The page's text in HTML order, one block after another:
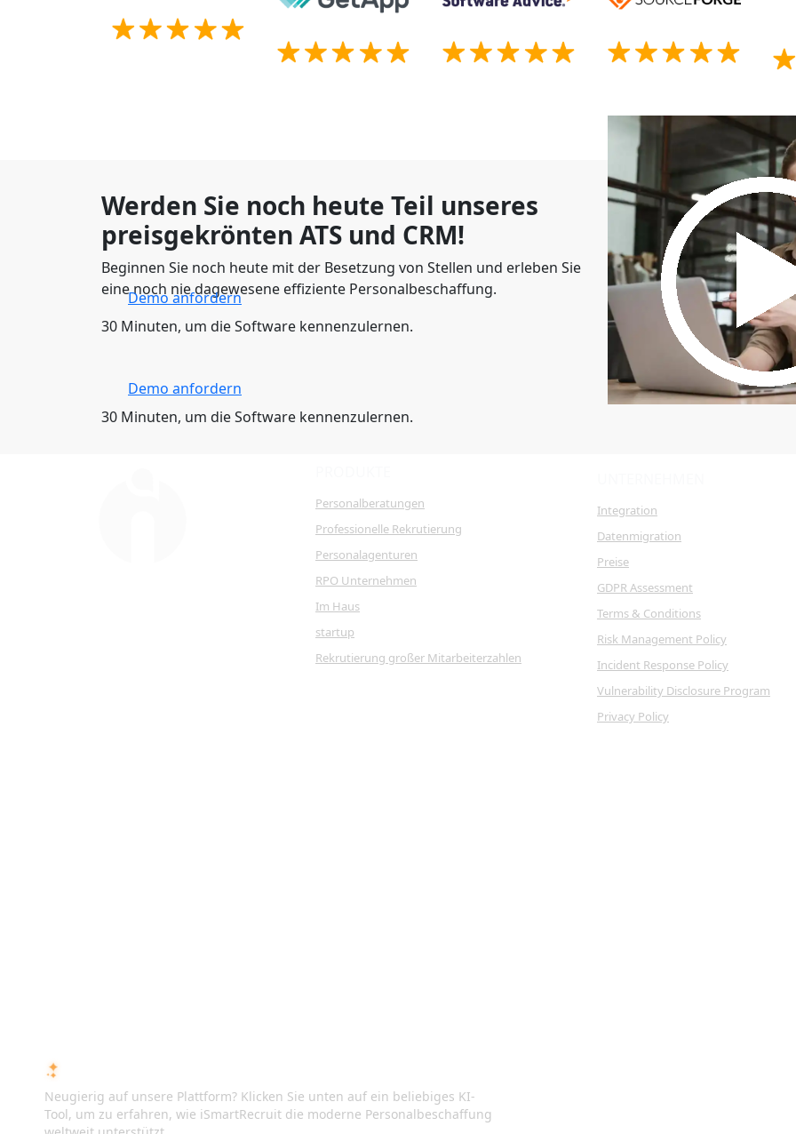
Werden Sie noch heute Teil unseres
preisgekrönten ATS und CRM!
Beginnen Sie noch heute mit der Besetzung von Stellen und erleben Sie
eine noch nie dagewesene effiziente Personalbeschaffung.
Demo anfordern
30 Minuten, um die Software kennenzulernen.
Demo anfordern
30 Minuten, um die Software kennenzulernen.
Personalberatungen
Professionelle Rekrutierung
Personalagenturen
RPO Unternehmen
Im Haus
startup
Rekrutierung großer Mitarbeiterzahlen
Integration
Datenmigration
Preise
GDPR Assessment
Terms & Conditions
Risk Management Policy
Incident Response Policy
Vulnerability Disclosure Program
Privacy Policy
Neugierig auf unsere Plattform? Klicken Sie unten auf ein beliebiges KI-
Tool, um zu erfahren, wie iSmartRecruit die moderne Personalbeschaffung